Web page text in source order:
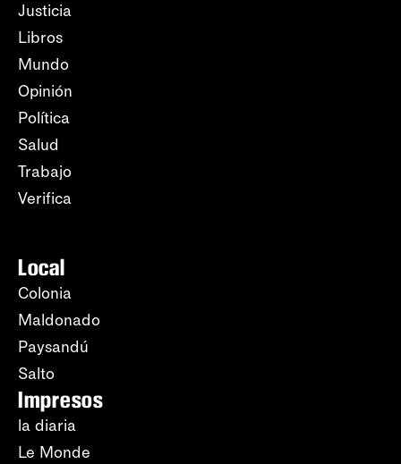
Justicia
Libros
Mundo
Opinión
Política
Salud
Trabajo
Verifica
Local
Colonia
Maldonado
Paysandú
Salto
Impresos
la diaria
Le Monde